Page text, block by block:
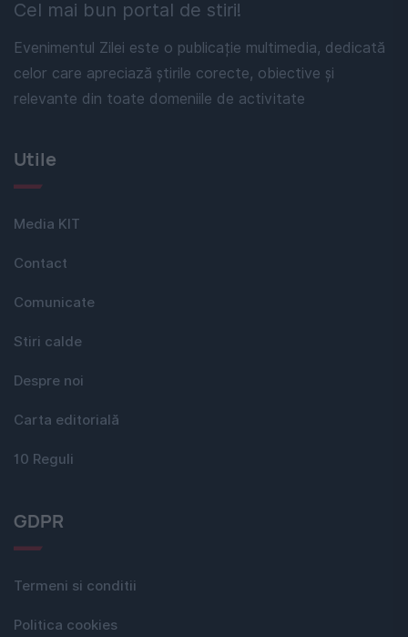
Cel mai bun portal de stiri!
Evenimentul Zilei este o publicație multimedia, dedicată
celor care apreciază știrile corecte, obiective și
relevante din toate domeniile de activitate
Utile
Media KIT
Contact
Comunicate
Stiri calde
Despre noi
Carta editorială
10 Reguli
GDPR
Termeni si conditii
Politica cookies